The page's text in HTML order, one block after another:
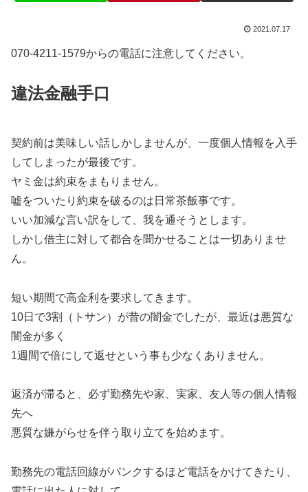
2021.07.17
070-4211-1579からの電話に注意してください。
違法金融手口
契約前は美味しい話しかしませんが、一度個人情報を入手
してしまったが最後です。
ヤミ金は約束をまもりません。
嘘をついたり約束を破るのは日常茶飯事です。
いい加減な言い訳をして、我を通そうとします。
しかし借主に対して都合を聞かせることは一切ありませ
ん。
短い期間で高金利を要求してきます。
10日で3割（トサン）が昔の闇金でしたが、最近は悪質な
闇金が多く
1週間で倍にして返せという事も少なくありません。
返済が滞ると、必ず勤務先や家、実家、友人等の個人情報
先へ
悪質な嫌がらせを伴う取り立てを始めます。
勤務先の電話回線がパンクするほど電話をかけてきたり、